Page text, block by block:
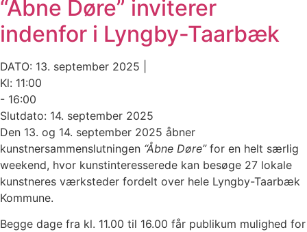
“Åbne Døre” inviterer
indenfor i Lyngby-Taarbæk
DATO: 13. september 2025 |
Kl: 11:00
- 16:00
Slutdato: 14. september 2025
Den 13. og 14. september 2025 åbner
kunstnersammenslutningen “Åbne Døre”for en helt særlig
weekend, hvor kunstinteresserede kan besøge 27 lokale
kunstneres værksteder fordelt over hele Lyngby-Taarbæk
Kommune.
Begge dage fra kl. 11.00 til 16.00 får publikum mulighed for